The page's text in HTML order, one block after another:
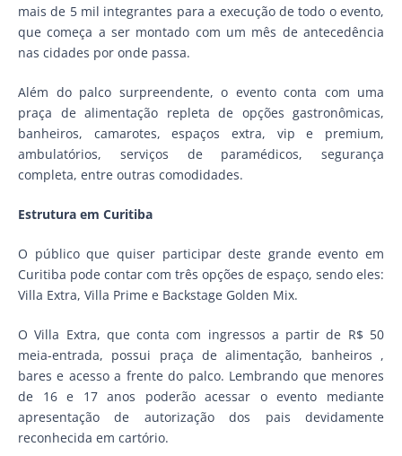
mais de 5 mil integrantes para a execução de todo o evento,
que começa a ser montado com um mês de antecedência
nas cidades por onde passa.
Além do palco surpreendente, o evento conta com uma
praça de alimentação repleta de opções gastronômicas,
banheiros, camarotes, espaços extra, vip e premium,
ambulatórios, serviços de paramédicos, segurança
completa, entre outras comodidades.
Estrutura em Curitiba
O público que quiser participar deste grande evento em
Curitiba pode contar com três opções de espaço, sendo eles:
Villa Extra, Villa Prime e Backstage Golden Mix.
O Villa Extra, que conta com ingressos a partir de R$ 50
meia-entrada, possui praça de alimentação, banheiros ,
bares e acesso a frente do palco. Lembrando que menores
de 16 e 17 anos poderão acessar o evento mediante
apresentação de autorização dos pais devidamente
reconhecida em cartório.